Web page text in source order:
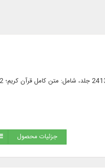
جزئیات محصول